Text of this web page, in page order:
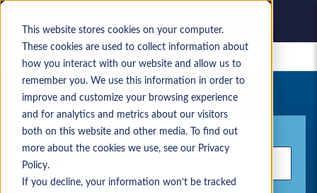
This website stores cookies on your computer.
These cookies are used to collect information about
how you interact with our website and allow us to
remember you. We use this information in order to
improve and customize your browsing experience
and for analytics and metrics about our visitors
both on this website and other media. To find out
more about the cookies we use, see our Privacy
Policy.
If you decline, your information won’t be tracked
Lavori salvati
La tua attuale ricerca di lavoro
Parola chiave